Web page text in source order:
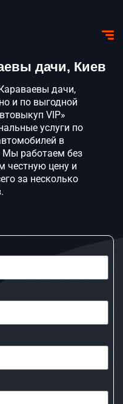
дачи, Киев
дачи,
и по выгодной
VIP»
услуги по
в
Мы работаем без
честную цену и
за несколько